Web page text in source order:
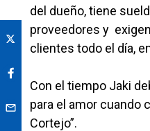
del dueño, tiene
proveedores y
clientes todo el día,
Con el tiempo Jaki
para el amor cuando
Cortejo”.